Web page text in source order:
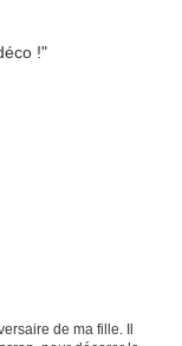
de ma fille. Il